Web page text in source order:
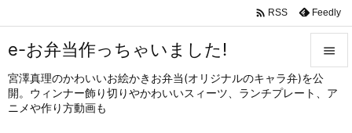
e-お弁当作っちゃいました!
宮澤真理のかわいいお絵かきお弁当(オリジナルのキャラ弁)を公
開。ウィンナー飾り切りやかわいいスィーツ、ランチプレート、ア
ニメや作り方動画も


メニュ
 RSS Feedly